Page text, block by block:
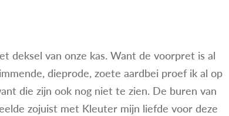
deksel van onze kas. Want de voorpret is al
dieprode, zoete aardbei proef ik al op
die zijn ook nog niet te zien. De buren van
zojuist met Kleuter mijn liefde voor deze